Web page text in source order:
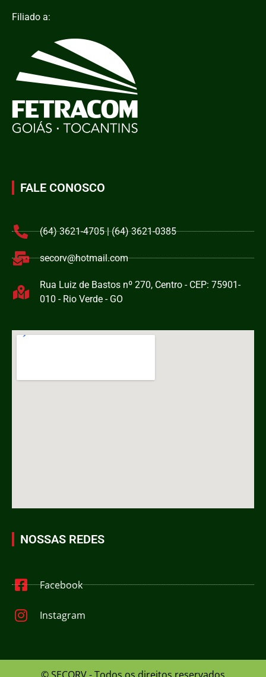
Filiado a:
FALE CONOSCO
(64) 3621-4705 | (64) 3621-0385
secorv@hotmail.com
Rua Luiz de Bastos nº 270, Centro - CEP: 75901-
010 - Rio Verde - GO
NOSSAS REDES
Facebook
Instagram